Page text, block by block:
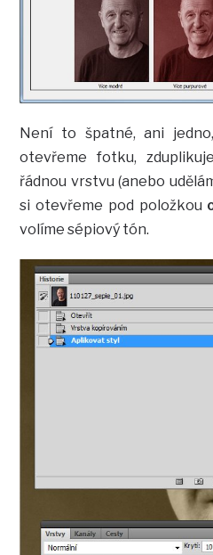
Není to špatné, ani
otevřeme fotku,
řádnou vrstvu (anebo
si otevřeme pod položkou
volíme sépiový tón.